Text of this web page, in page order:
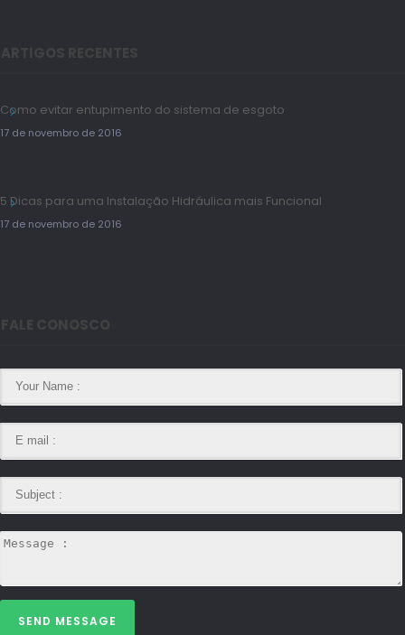
Como evitar entupimento do sistema de esgoto
17 de novembro de 2016
5 Dicas para uma Instalação Hidráulica mais Funcional
17 de novembro de 2016
SEND MESSAGE